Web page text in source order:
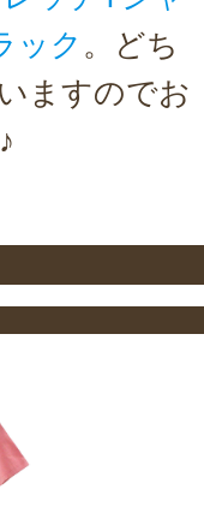
ック 。どち
ますのでお